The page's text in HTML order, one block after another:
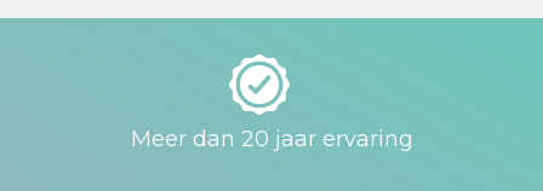
Meer dan 20 jaar ervaring